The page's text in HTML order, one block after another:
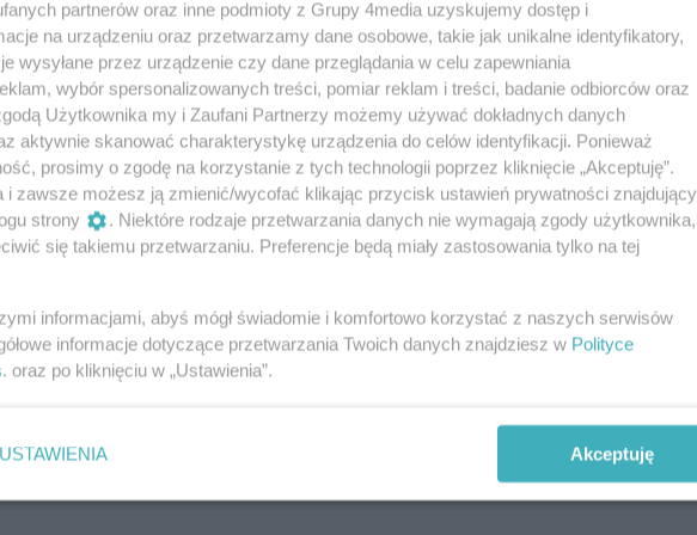
kiedy w Radomiu będzie można
roku!
prezesem stowarzyszenia Biegiem Radom!
na sportowo
się kolejna Szlachta Paczka. W tym roku
będzie wesprzeć w aktywny sposób - biorąc
do kolejnej edycji Biegu Mikołajkowego . W
grudnia,tradycyjnie już - Stowarzyszenie „Biegiem
ostatnią tegoroczną imprezę biegową, połączoną z
rzecz Szlachetnej Paczki.
partnerów oraz inne podmioty z Grupy 4media uzyskujemy dostęp i
na urządzeniu oraz przetwarzamy dane osobowe, takie jak unikalne identyfikatory,
wysyłane przez urządzenie czy dane przeglądania w celu zapewniania
wybór spersonalizowanych treści, pomiar reklam i treści, badanie odbiorców oraz
Użytkownika my i Zaufani Partnerzy możemy używać dokładnych danych
aktywnie skanować charakterystykę urządzenia do celów identyfikacji. Ponieważ
prosimy o zgodę na korzystanie z tych technologii poprzez kliknięcie „Akceptuję”.
i zawsze możesz ją zmienić/wycofać klikając przycisk ustawień prywatności znajdujący
strony
. Niektóre rodzaje przetwarzania danych nie wymagają zgody użytkownika,
się takiemu przetwarzaniu. Preferencje będą miały zastosowania tylko na tej
informacjami, abyś mógł świadomie i komfortowo korzystać z naszych serwisów
informacje dotyczące przetwarzania Twoich danych znajdziesz w Polityce
. oraz po kliknięciu w „Ustawienia”.
USTAWIENIA Akceptuję